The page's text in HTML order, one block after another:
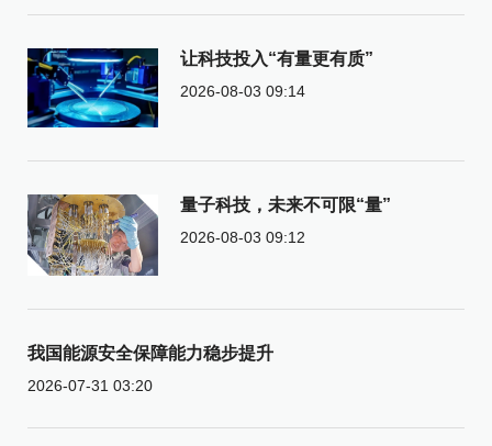
让科技投入“有量更有质”
2026-08-03 09:14
量子科技，未来不可限“量”
2026-08-03 09:12
我国能源安全保障能力稳步提升
2026-07-31 03:20